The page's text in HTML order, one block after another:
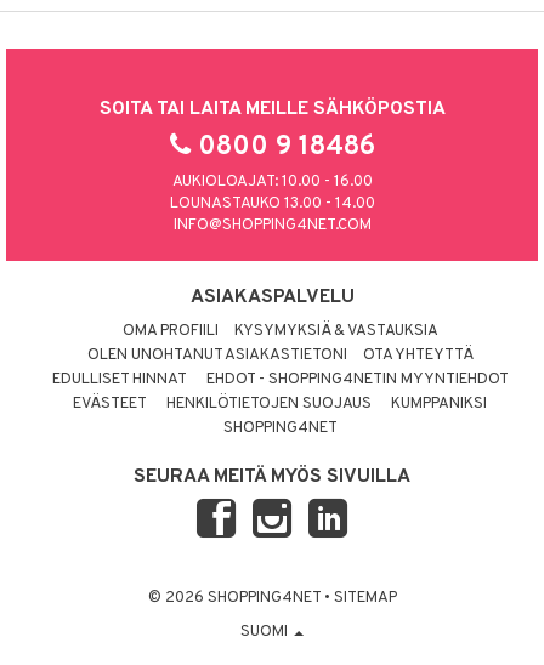
SOITA TAI LAITA MEILLE SÄHKÖPOSTIA
0800 9 18486
AUKIOLOAJAT: 10.00 - 16.00
LOUNASTAUKO 13.00 - 14.00
INFO@SHOPPING4NET.COM
ASIAKASPALVELU
OMA PROFIILI
KYSYMYKSIÄ & VASTAUKSIA
OLEN UNOHTANUT ASIAKASTIETONI
OTA YHTEYTTÄ
EDULLISET HINNAT
EHDOT - SHOPPING4NETIN MYYNTIEHDOT
EVÄSTEET
HENKILÖTIETOJEN SUOJAUS
KUMPPANIKSI
SHOPPING4NET
SEURAA MEITÄ MYÖS SIVUILLA
© 2026 SHOPPING4NET • SITEMAP
SUOMI